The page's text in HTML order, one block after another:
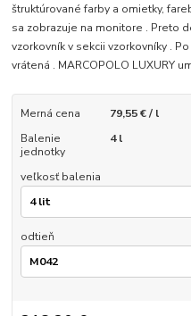
štruktúrované farby a omietky,
sa zobrazuje na monitore . Preto
vzorkovník v sekcii vzorkovníky .
vrátená . MARCOPOLO LUXURY
Merná cena
79,55 € / l
Balenie
jednotky
4 l
veľkosť balenia
odtieň